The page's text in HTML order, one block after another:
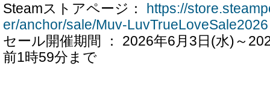
Steamストアページ：
https://
er/anchor/sale/Muv-LuvTrueLoveSale2026
セール開催期間 ： 2026年6月3日(水)～
前1時59分まで